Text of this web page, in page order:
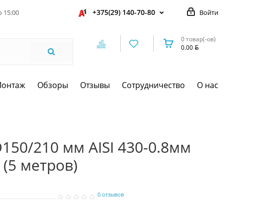
15:00 Войти
+375(29) 140-70-80
0 товар(-ов)
0.00
Обзоры Отзывы Сотрудничество О нас
210 мм AISI 430-0.8мм
метров)
0 отзывов